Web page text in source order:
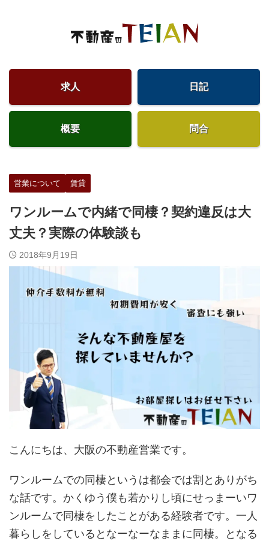
求人 日記
概要 問合
営業について 賃貸
ワンルームで内緒で同棲？契約違反は大
丈夫？実際の体験談も
2018年9月19日
こんにちは、大阪の不動産営業です。
ワンルームでの同棲というは都会では割とありがち
な話です。かくゆう僕も若かりし頃にせっまーいワ
ンルームで同棲をしたことがある経験者です。一人
暮らしをしているとなーなーなままに同棲。となる